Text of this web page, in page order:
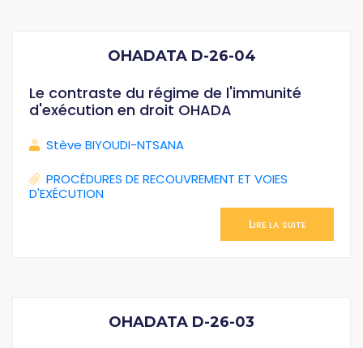
OHADATA D-26-04
Le contraste du régime de l'immunité
d'exécution en droit OHADA
Stève BIYOUDI-NTSANA
PROCÉDURES DE RECOUVREMENT ET VOIES
D'EXÉCUTION
Lire la suite
OHADATA D-26-03